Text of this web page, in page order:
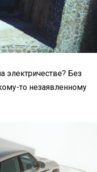
электричестве? Без
то незаявленному